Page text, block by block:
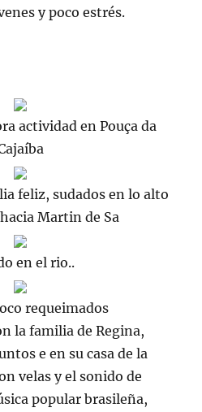
y pocoestrés.
actividad en Pouça da
feliz, sudados en lo alto
Martin de Sa
en el rio..
requeimados
la familia deRegina,
e en su casa de la
velas y el sonido de
popular brasileña,